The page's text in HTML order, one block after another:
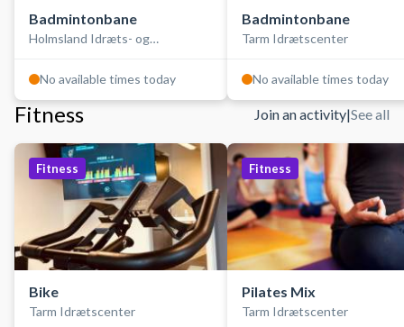
Badmintonbane
Holmsland Idræts- og
No available times today
Badmintonbane
Tarm Idrætscenter
No available times today
Fitness Join an activity|See all
Fitness
Bike
Tarm Idrætscenter
Fitness
Pilates Mix
Tarm Idrætscenter